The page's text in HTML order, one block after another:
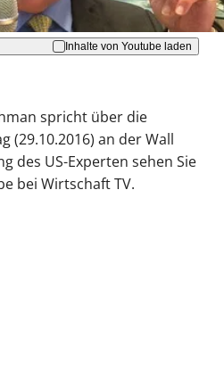
Inhalte von Youtube laden
spricht über die
(29.10.2016) an der Wall
des US-Experten sehen Sie
bei Wirtschaft TV.